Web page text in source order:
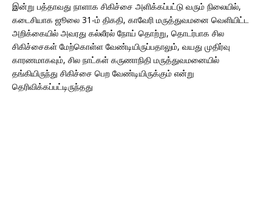
இன்று பத்தாவது நாளாக சிகிச்சை அளிக்கப்பட்டு வரும் நிலையில்,
கடைசியாக ஜூலை 31-ம் திகதி, காவேரி மருத்துவமனை வெளியிட்ட
அறிக்கையில் அவரது கல்லீரல் நோய் தொற்று, தொடர்பாக சில
சிகிச்சைகள் மேற்கொள்ள வேண்டியிருப்பதாலும், வயது முதிர்வு
காரணமாகவும், சில நாட்கள் கருணாநிதி மருத்துவமனையில்
தங்கியிருந்து சிகிச்சை பெற வேண்டியிருக்கும் என்று
தெரிவிக்கப்பட்டிருந்தது